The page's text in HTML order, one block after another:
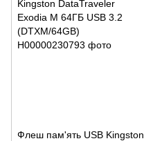
Флеш пам'ять USB Kingston